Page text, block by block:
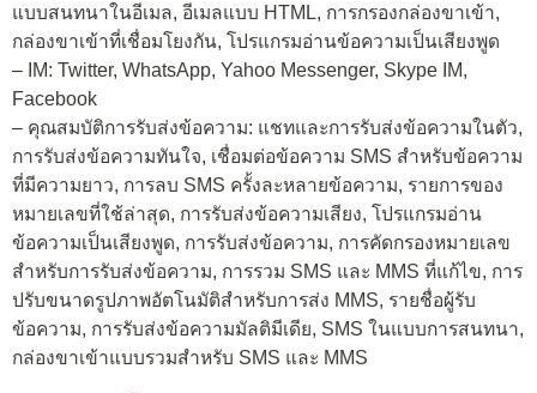
แบบสนทนาในอีเมล, อีเมลแบบ HTML, การกรองกล่องขาเข้า,
กล่องขาเข้าที่เชื่อมโยงกัน, โปรแกรมอ่านข้อความเป็นเสียงพูด
– IM: Twitter, WhatsApp, Yahoo Messenger, Skype IM,
Facebook
– คุณสมบัติการรับส่งข้อความ: แชทและการรับส่งข้อความในตัว,
การรับส่งข้อความทันใจ, เชื่อมต่อข้อความ SMS สำหรับข้อความ
ที่มีความยาว, การลบ SMS ครั้งละหลายข้อความ, รายการของ
หมายเลขที่ใช้ล่าสุด, การรับส่งข้อความเสียง, โปรแกรมอ่าน
ข้อความเป็นเสียงพูด, การรับส่งข้อความ, การคัดกรองหมายเลข
สำหรับการรับส่งข้อความ, การรวม SMS และ MMS ที่แก้ไข, การ
ปรับขนาดรูปภาพอัตโนมัติสำหรับการส่ง MMS, รายชื่อผู้รับ
ข้อความ, การรับส่งข้อความมัลติมีเดีย, SMS ในแบบการสนทนา,
กล่องขาเข้าแบบรวมสำหรับ SMS และ MMS